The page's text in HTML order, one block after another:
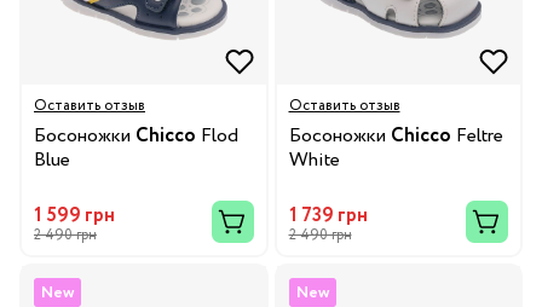
Оставить отзыв
Босоножки Chicco Flod
Blue
1 599 грн
2 490 грн
Оставить отзыв
Босоножки Chicco Feltre
White
1 739 грн
2 490 грн
New
New